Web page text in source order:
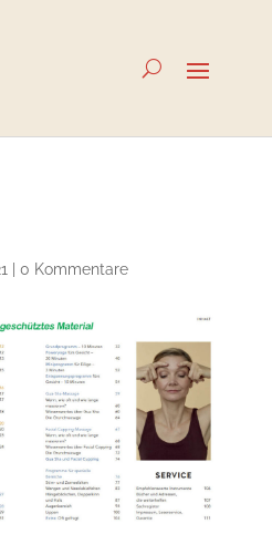
0 Kommentare